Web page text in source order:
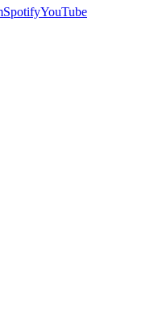
SpotifyYouTube